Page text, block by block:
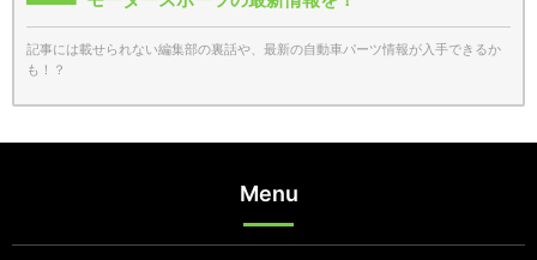
記事には載せられない編集部の裏話や、最新の自動車パーツ情報が入手できるか
も！？
Menu